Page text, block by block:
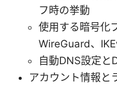
フ時の挙動
使用する暗号化
WireGuard、
自動DNS設定と
アカウント情報と